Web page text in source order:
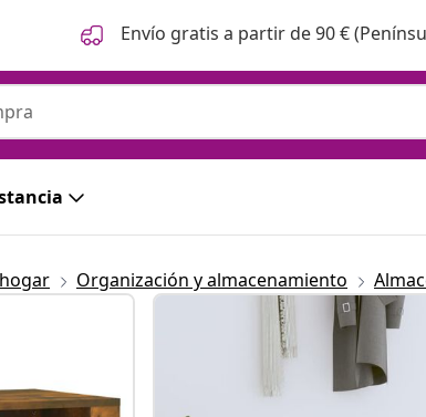
Envío gratis a partir de 90 €
Organización y almacenamiento